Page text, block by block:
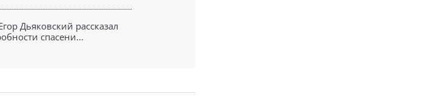
Дьяковский рассказал
спасени...